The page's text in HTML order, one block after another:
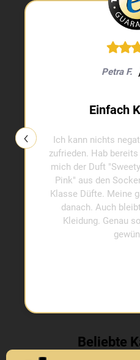
Petra F.
Einfach
Ich kann nichts
zufrieden. Hab
mich der Duft
Pink" aus den
Klasse Düfte. Meine
danach. Auch
Kleidung. Genau
Beliebte